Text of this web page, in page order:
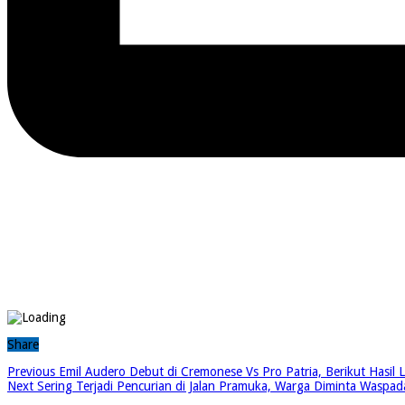
Share
Previous Emil Audero Debut di Cremonese Vs Pro Patria, Berikut Hasil
Next Sering Terjadi Pencurian di Jalan Pramuka, Warga Diminta